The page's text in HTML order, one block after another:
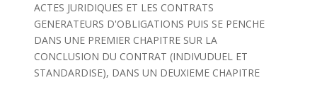
ACTES JURIDIQUES ET LES CONTRATS
GENERATEURS D'OBLIGATIONS PUIS SE PENCHE
DANS UNE PREMIER CHAPITRE SUR LA
CONCLUSION DU CONTRAT (INDIVUDUEL ET
STANDARDISE), DANS UN DEUXIEME CHAPITRE